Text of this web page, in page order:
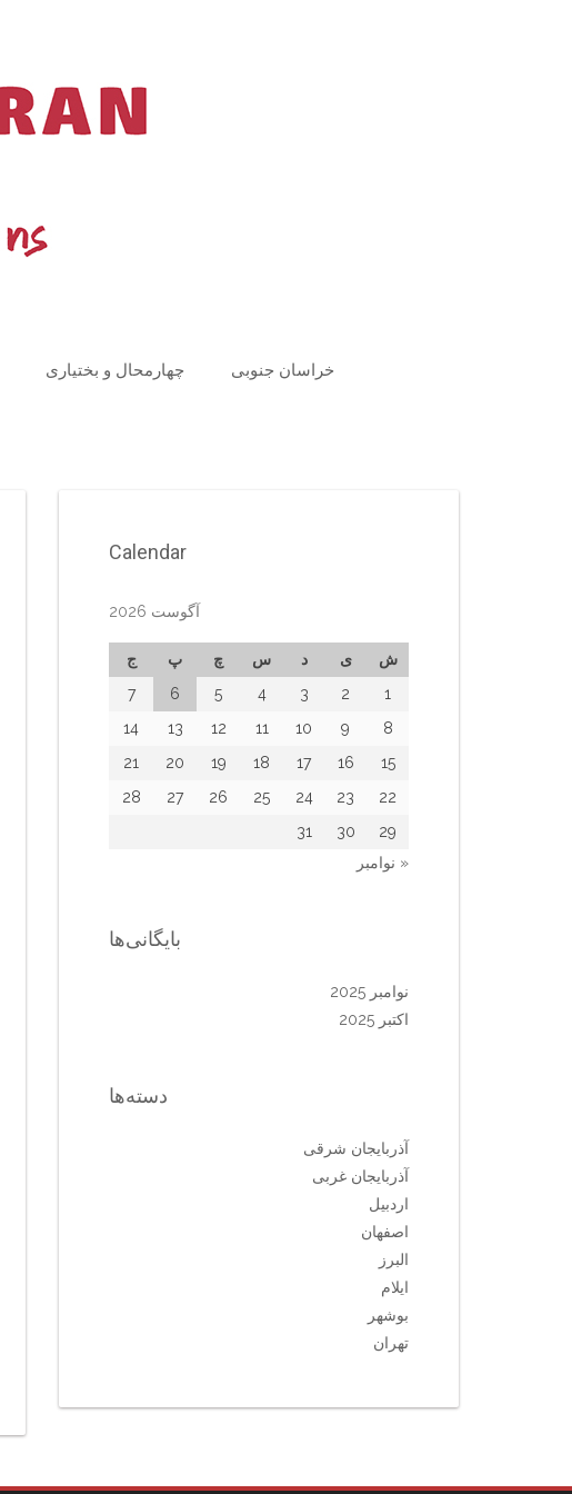
چهارمحال و بختیاری خراسان جنوبی
Calendar
آگوست 2026
ش ی د س چ پ
ج
1
2
3
4
5
6
7
8
9
10
11
12
13
14
15
16
17
18
19
20
21
22
23
24
25
26
27
28
29
30
31
« نوامبر
بایگانی‌ها
نوامبر 2025
اکتبر 2025
دسته‌ها
آذربایجان شرقی
آذربایجان غربی
اردبیل
اصفهان
البرز
ایلام
بوشهر
تهران